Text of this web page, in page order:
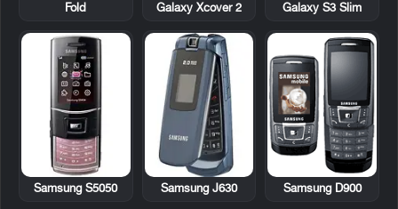
Galaxy S3 Slim
Galaxy Xcover 2
Fold
Samsung D900
Samsung J630
Samsung S5050